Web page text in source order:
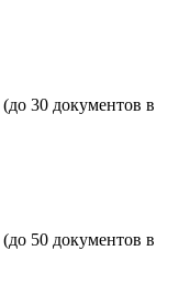
30 документов в
50 документов в